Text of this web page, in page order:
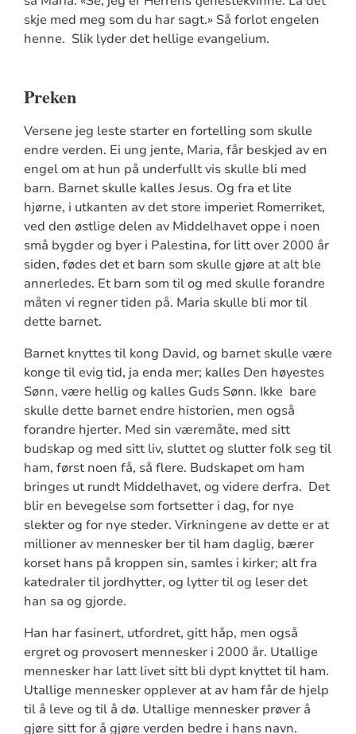
skje med meg som du har sagt.» Så forlot engelen
henne. Slik lyder det hellige evangelium.
Preken
Versene jeg leste starter en fortelling som skulle
endre verden. Ei ung jente, Maria, får beskjed av en
engel om at hun på underfullt vis skulle bli med
barn. Barnet skulle kalles Jesus. Og fra et lite
hjørne, i utkanten av det store imperiet Romerriket,
ved den østlige delen av Middelhavet oppe i noen
små bygder og byer i Palestina, for litt over 2000 år
siden, fødes det et barn som skulle gjøre at alt ble
annerledes. Et barn som til og med skulle forandre
måten vi regner tiden på. Maria skulle bli mor til
dette barnet.
Barnet knyttes til kong David, og barnet skulle være
konge til evig tid, ja enda mer; kalles Den høyestes
Sønn, være hellig og kalles Guds Sønn. Ikke bare
skulle dette barnet endre historien, men også
forandre hjerter. Med sin væremåte, med sitt
budskap og med sitt liv, sluttet og slutter folk seg til
ham, først noen få, så flere. Budskapet om ham
bringes ut rundt Middelhavet, og videre derfra. Det
blir en bevegelse som fortsetter i dag, for nye
slekter og for nye steder. Virkningene av dette er at
millioner av mennesker ber til ham daglig, bærer
korset hans på kroppen sin, samles i kirker; alt fra
katedraler til jordhytter, og lytter til og leser det
han sa og gjorde.
Han har fasinert, utfordret, gitt håp, men også
ergret og provosert mennesker i 2000 år. Utallige
mennesker har latt livet sitt bli dypt knyttet til ham.
Utallige mennesker opplever at av ham får de hjelp
til å leve og til å dø. Utallige mennesker prøver å
gjøre sitt for å gjøre verden bedre i hans navn.